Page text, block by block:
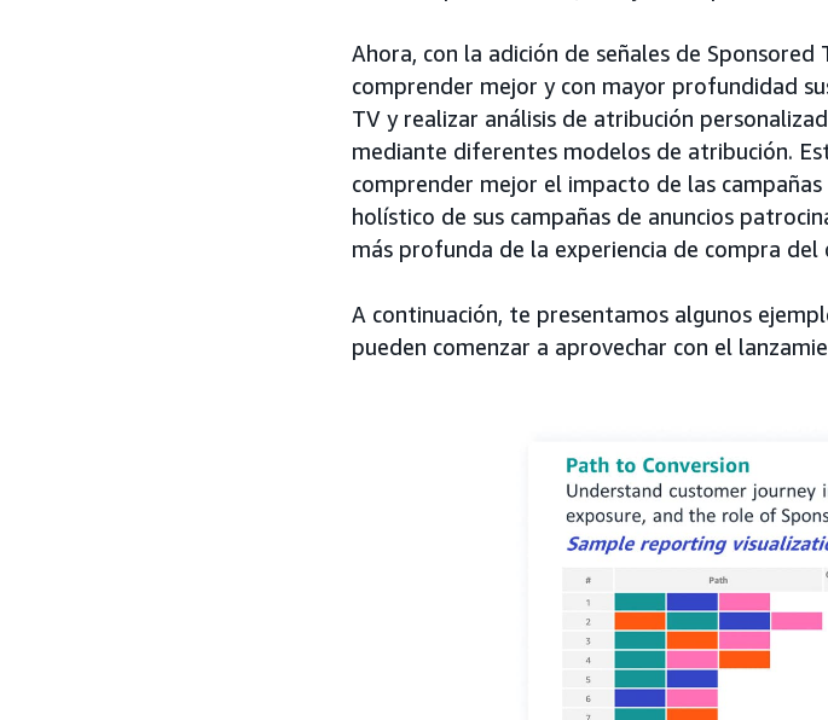
Ahora, con la adición de señales de Sponsored
comprender mejor y con mayor profundidad
TV y realizar análisis de atribución
mediante diferentes modelos de atribución.
comprender mejor el impacto de las campañas
holístico de sus campañas de anuncios
más profunda de la experiencia de compra
A continuación, te presentamos algunos
pueden comenzar a aprovechar con el